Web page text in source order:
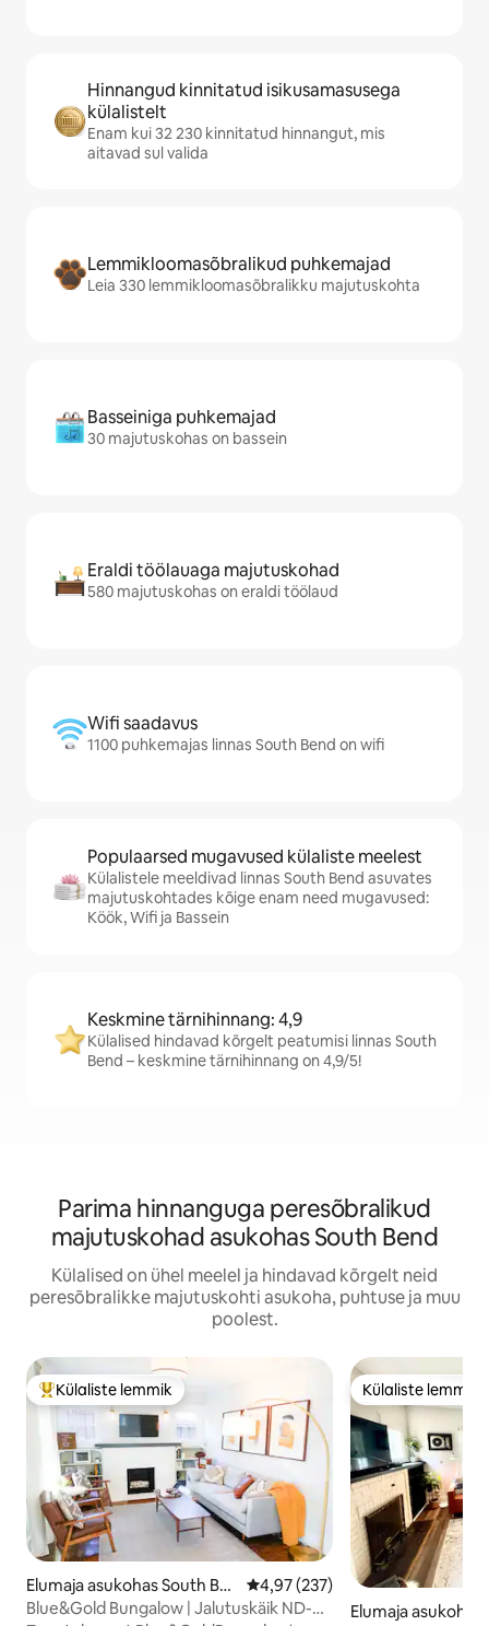
Hinnangud kinnitatud isikusamasusega
külalistelt
Enam kui 32 230 kinnitatud hinnangut, mis
aitavad sul valida
Lemmikloomasõbralikud puhkemajad
Leia 330 lemmikloomasõbralikku majutuskohta
Basseiniga puhkemajad
30 majutuskohas on bassein
Eraldi töölauaga majutuskohad
580 majutuskohas on eraldi töölaud
Wifi saadavus
1100 puhkemajas linnas South Bend on wifi
Populaarsed mugavused külaliste meelest
Külalistele meeldivad linnas South Bend asuvates
majutuskohtades kõige enam need mugavused:
Köök, Wifi ja Bassein
Keskmine tärnihinnang: 4,9
Külalised hindavad kõrgelt peatumisi linnas South
Bend – keskmine tärnihinnang on 4,9/5!
Parima hinnanguga peresõbralikud
majutuskohad asukohas South Bend
Külalised on ühel meelel ja hindavad kõrgelt neid
peresõbralikke majutuskohti asukoha, puhtuse ja muu
poolest.
Külaliste suur lemmik
Külaliste lemmik
Elumaja asukohas South Be
nd
Keskmine hinnang 4,97/5, 237
4,97 (237)
Blue&Gold Bungalow | Jalutuskäik ND-
Külaliste lemmik
Külaliste lemmik
Elumaja asukohas